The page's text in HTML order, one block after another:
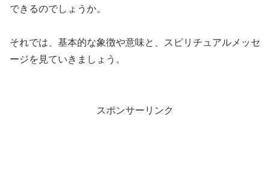
できるのでしょうか。
それでは、基本的な象徴や意味と、スピリチュアルメッセ
ージを見ていきましょう。
スポンサーリンク